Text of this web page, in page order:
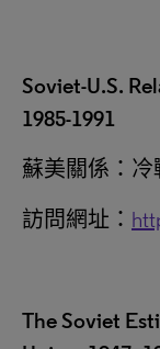
Soviet-U.S.
1985-1991
蘇美關係：冷
訪問網址：
The Soviet